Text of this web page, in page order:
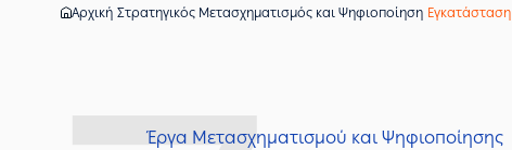
Αρχική Στρατηγικός Μετασχηματισμός και Ψηφιοποίηση
Έργα Μετασχηματισμού και Ψηφιοποίησης